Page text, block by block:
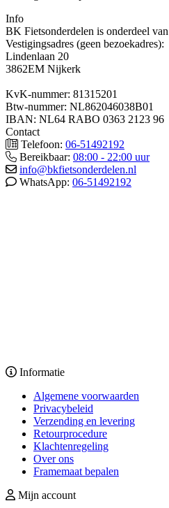
Info
BK Fietsonderdelen is onderdeel
Vestigingsadres (geen bezoekadres):
Lindenlaan 20
3862EM Nijkerk
KvK-nummer: 81315201
Btw-nummer: NL862046038B01
IBAN: NL64 RABO 0363 2123 96
Contact
Telefoon: 06-51492192
Bereikbaar: 08:00 - 22:00 uur
info@bkfietsonderdelen.nl
WhatsApp: 06-51492192
Informatie
Algemene voorwaarden
Privacybeleid
Verzending en levering
Retourprocedure
Klachtenregeling
Over ons
Framemaat bepalen
Mijn account